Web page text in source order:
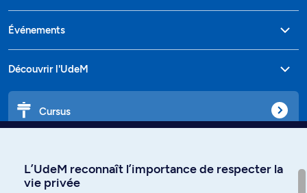
Événements
Découvrir l'UdeM
Cursus
L’UdeM reconnaît l’importance de respecter la
vie privée